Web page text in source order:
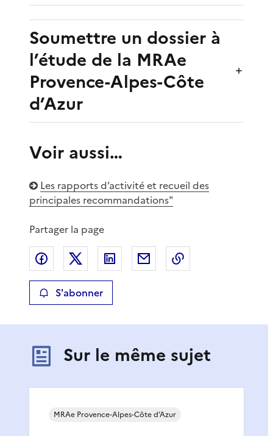
Soumettre un dossier à
l’étude de la MRAe
Provence-Alpes-Côte
d’Azur
Voir aussi…
Les rapports d’activité et recueil des
principales recommandations"
Partager la page
Partager sur Facebook
Partager sur XPartager sur LinkedIn
Partager par email
S'abonner
Sur le même sujet
MRAe Provence-Alpes-Côte d’Azur